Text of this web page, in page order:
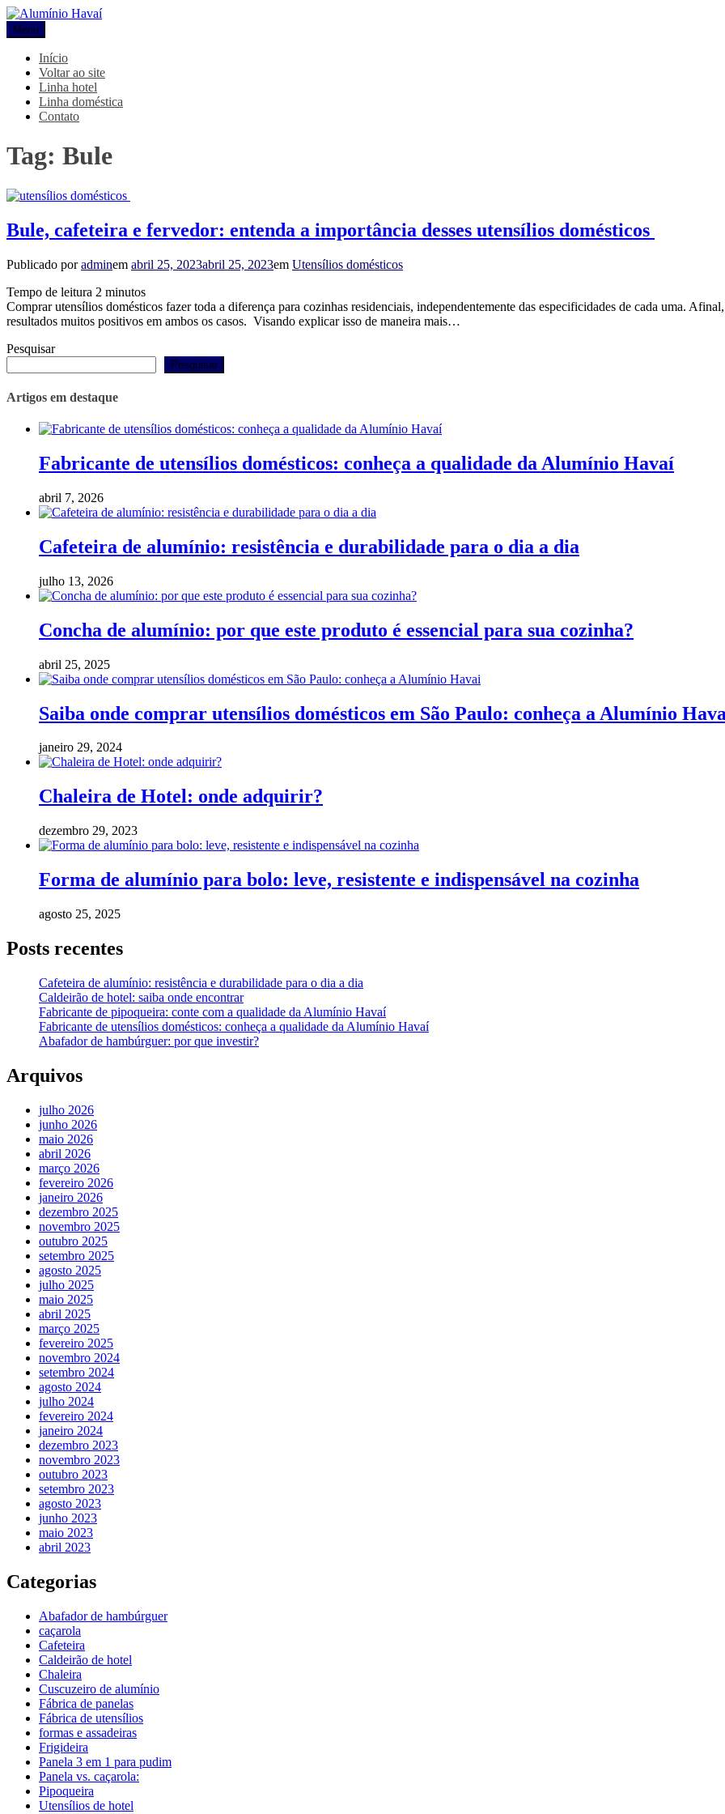
Pular
para
o
conteúdo
Alumínio Havaí
Blog Alumínio Havaí
Menu
Início
Voltar ao site
Linha hotel
Linha doméstica
Contato
Tag: Bule
Bule, cafeteira e fervedor: entenda a importância desses utensílios domésticos
Publicado poradminem abril 25, 2023abril 25, 2023em Utensílios domésticos
Tempo de leitura 2 minutos
Comprar utensílios domésticos fazer toda a diferença para cozinhas residenciais, independentemente das especificidades de cada uma.
resultados muitos positivos em ambos os casos. Visando explicar isso de maneira mais…
Pesquisar
Pesquisar
Artigos em destaque
Fabricante de utensílios domésticos: conheça a qualidade da Alumínio Havaí
abril 7, 2026
Cafeteira de alumínio: resistência e durabilidade para o dia a dia
julho 13, 2026
Concha de alumínio: por que este produto é essencial para sua cozinha?
abril 25, 2025
Saiba onde comprar utensílios domésticos em São Paulo: conheça a Alumínio
janeiro 29, 2024
Chaleira de Hotel: onde adquirir?
dezembro 29, 2023
Forma de alumínio para bolo: leve, resistente e indispensável na cozinha
agosto 25, 2025
Posts recentes
Cafeteira de alumínio: resistência e durabilidade para o dia a dia
Caldeirão de hotel: saiba onde encontrar
Fabricante de pipoqueira: conte com a qualidade da Alumínio Havaí
Fabricante de utensílios domésticos: conheça a qualidade da Alumínio Havaí
Abafador de hambúrguer: por que investir?
Arquivos
julho 2026
junho 2026
maio 2026
abril 2026
março 2026
fevereiro 2026
janeiro 2026
dezembro 2025
novembro 2025
outubro 2025
setembro 2025
agosto 2025
julho 2025
maio 2025
abril 2025
março 2025
fevereiro 2025
novembro 2024
setembro 2024
agosto 2024
julho 2024
fevereiro 2024
janeiro 2024
dezembro 2023
novembro 2023
outubro 2023
setembro 2023
agosto 2023
junho 2023
maio 2023
abril 2023
Categorias
Abafador de hambúrguer
caçarola
Cafeteira
Caldeirão de hotel
Chaleira
Cuscuzeiro de alumínio
Fábrica de panelas
Fábrica de utensílios
formas e assadeiras
Frigideira
Panela 3 em 1 para pudim
Panela vs. caçarola:
Pipoqueira
Utensílios de hotel